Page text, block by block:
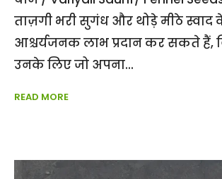
ताज़गी भरी सुगंध और थोड़े मीठे स्वाद
आश्चर्यजनक लाभ प्रदान कर सकते हैं,
उनके लिए जो अपना
READ MORE